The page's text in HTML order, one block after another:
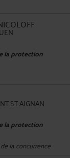
la protection
ST AIGNAN
la protection
la concurrence